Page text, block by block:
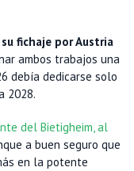
fichaje por Austria
ambos trabajos una
debía dedicarse solo
2028.
del Bietigheim, al
a buen seguro que
en la potente